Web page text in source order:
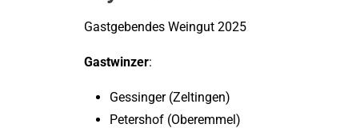
Gastgebendes Weingut 2025
Gastwinzer:
Gessinger (Zeltingen)
Petershof (Oberemmel)